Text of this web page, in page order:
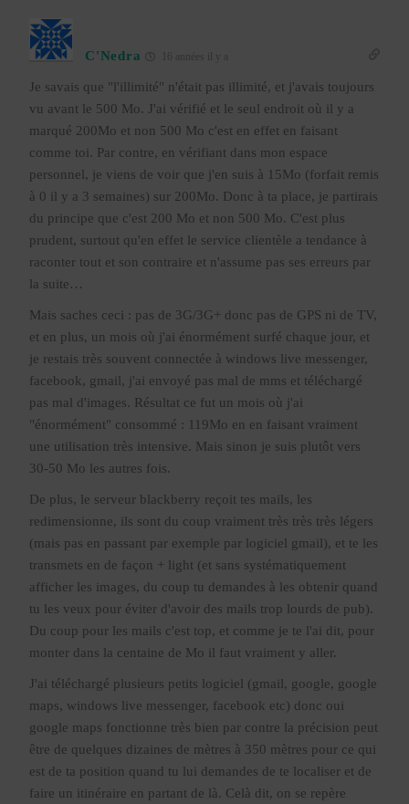
C'Nedra 16 années il y a
Je savais que "l'illimité" n'était pas illimité, et j'avais toujours
vu avant le 500 Mo. J'ai vérifié et le seul endroit où il y a
marqué 200Mo et non 500 Mo c'est en effet en faisant
comme toi. Par contre, en vérifiant dans mon espace
personnel, je viens de voir que j'en suis à 15Mo (forfait remis
à 0 il y a 3 semaines) sur 200Mo. Donc à ta place, je partirais
du principe que c'est 200 Mo et non 500 Mo. C'est plus
prudent, surtout qu'en effet le service clientèle a tendance à
raconter tout et son contraire et n'assume pas ses erreurs par
la suite…
Mais saches ceci : pas de 3G/3G+ donc pas de GPS ni de TV,
et en plus, un mois où j'ai énormément surfé chaque jour, et
je restais très souvent connectée à windows live messenger,
facebook, gmail, j'ai envoyé pas mal de mms et téléchargé
pas mal d'images. Résultat ce fut un mois où j'ai
"énormément" consommé : 119Mo en en faisant vraiment
une utilisation très intensive. Mais sinon je suis plutôt vers
30-50 Mo les autres fois.
De plus, le serveur blackberry reçoit tes mails, les
redimensionne, ils sont du coup vraiment très très très légers
(mais pas en passant par exemple par logiciel gmail), et te les
transmets en de façon + light (et sans systématiquement
afficher les images, du coup tu demandes à les obtenir quand
tu les veux pour éviter d'avoir des mails trop lourds de pub).
Du coup pour les mails c'est top, et comme je te l'ai dit, pour
monter dans la centaine de Mo il faut vraiment y aller.
J'ai téléchargé plusieurs petits logiciel (gmail, google, google
maps, windows live messenger, facebook etc) donc oui
google maps fonctionne très bien par contre la précision peut
être de quelques dizaines de mètres à 350 mètres pour ce qui
est de ta position quand tu lui demandes de te localiser et de
faire un itinéraire en partant de là. Celà dit, on se repère